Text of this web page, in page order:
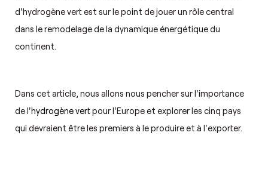
d'hydrogène vert est sur le point de jouer un rôle central
dans le remodelage de la dynamique énergétique du
continent.
Dans cet article, nous allons nous pencher sur l'importance
de l'hydrogène vertpour l'Europe et explorer les cinq pays
qui devraient être les premiers à le produire et à l'exporter.